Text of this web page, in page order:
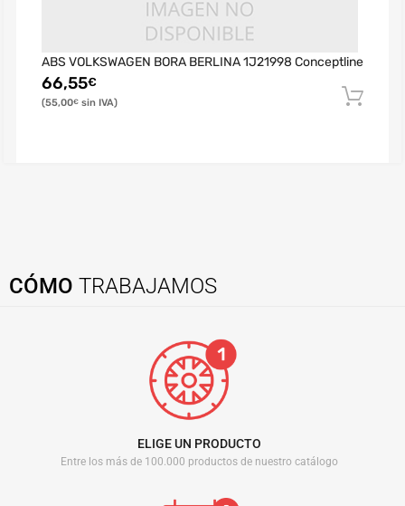
ABS VOLKSWAGEN BORA BERLINA 1J21998 Conceptline
66,55€
55,00€
CÓMO TRABAJAMOS
ELIGE UN PRODUCTO
Entre los más de 100.000 productos de nuestro catálogo